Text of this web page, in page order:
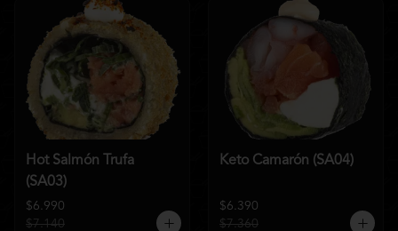
Hot Salmón Trufa
(SA03)
$6.990
$7.140
Keto Camarón (SA04)
$6.390
$7.360